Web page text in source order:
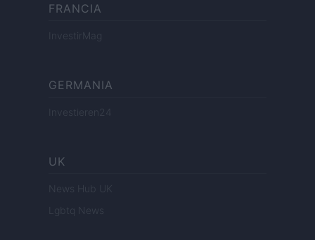
FRANCIA
InvestirMag
GERMANIA
Investieren24
UK
News Hub UK
Lgbtq News